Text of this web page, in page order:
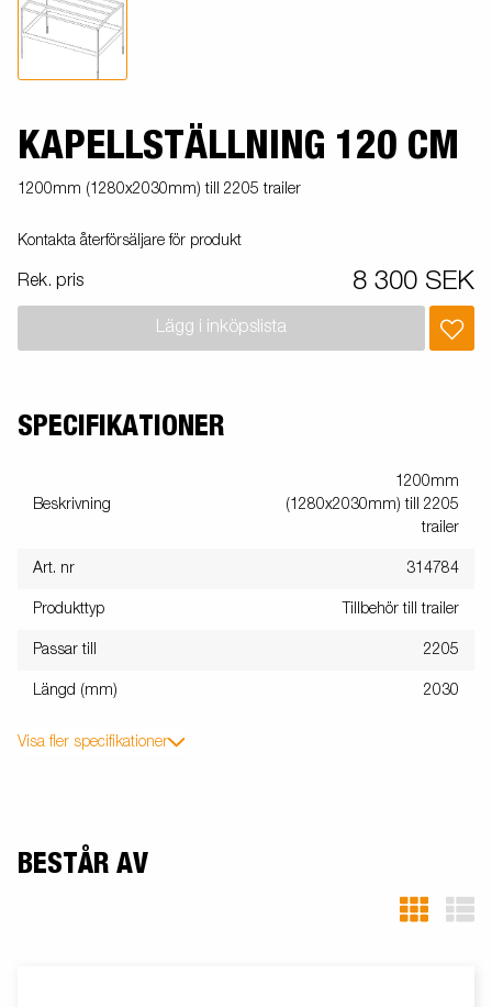
KAPELLSTÄLLNING 120 CM
1200mm (1280x2030mm) till 2205 trailer
Kontakta återförsäljare för produkt
Rek. pris 8 300 SEK
Lägg i inköpslista
SPECIFIKATIONER
Beskrivning
1200mm
(1280x2030mm) till 2205
trailer
Art. nr 314784
Produkttyp Tillbehör till trailer
Passar till 2205
Längd (mm) 2030
Visa fler specifikationer
BESTÅR AV